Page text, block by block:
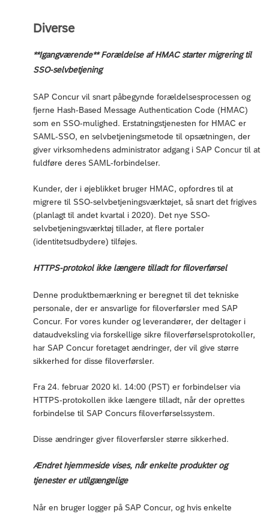
Diverse
**Igangværende** Forældelse af HMAC starter migrering til
SSO-selvbetjening
SAP Concur vil snart påbegynde forældelsesprocessen og
fjerne Hash-Based Message Authentication Code (HMAC)
som en SSO-mulighed. Erstatningstjenesten for HMAC er
SAML-SSO, en selvbetjeningsmetode til opsætningen, der
giver virksomhedens administrator adgang i SAP Concur til at
fuldføre deres SAML-forbindelser.
Kunder, der i øjeblikket bruger HMAC, opfordres til at
migrere til SSO-selvbetjeningsværktøjet, så snart det frigives
(planlagt til andet kvartal i 2020). Det nye SSO-
selvbetjeningsværktøj tillader, at flere portaler
(identitetsudbydere) tilføjes.
HTTPS-protokol ikke længere tilladt for filoverførsel
Denne produktbemærkning er beregnet til det tekniske
personale, der er ansvarlige for filoverførsler med SAP
Concur. For vores kunder og leverandører, der deltager i
dataudveksling via forskellige sikre filoverførselsprotokoller,
har SAP Concur foretaget ændringer, der vil give større
sikkerhed for disse filoverførsler.
Fra 24. februar 2020 kl. 14:00 (PST) er forbindelser via
HTTPS-protokollen ikke længere tilladt, når der oprettes
forbindelse til SAP Concurs filoverførselssystem.
Disse ændringer giver filoverførsler større sikkerhed.
Ændret hjemmeside vises, når enkelte produkter og
tjenester er utilgængelige
Når en bruger logger på SAP Concur, og hvis enkelte